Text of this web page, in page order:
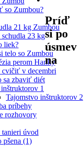
so Zumbou?
21 kg Zumbou
23 kg
liek?
telo so Zumbou
perom Hanky
cvičiť v decembri
sa zbaviť diét
1
Tajomstvo inštruktorov 2
príbehy
rozhovory
tanieri úvod
pšena (1)
Príď
si po
úsmev
na